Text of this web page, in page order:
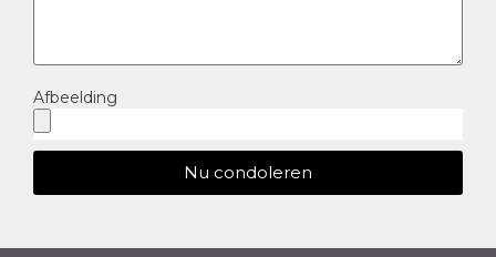
Afbeelding
Nu condoleren